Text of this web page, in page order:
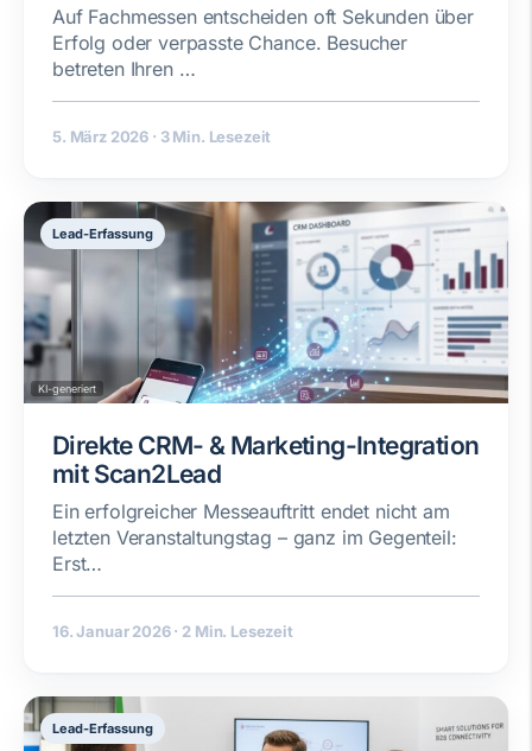
Auf Fachmessen entscheiden oft Sekunden über
Erfolg oder verpasste Chance. Besucher
betreten Ihren …
5. März 2026 · 3 Min. Lesezeit
Lead-Erfassung
KI-generiert
Direkte CRM- & Marketing-Integration
mit Scan2Lead
Ein erfolgreicher Messeauftritt endet nicht am
letzten Veranstaltungstag – ganz im Gegenteil:
Erst…
16. Januar 2026 · 2 Min. Lesezeit
Lead-Erfassung